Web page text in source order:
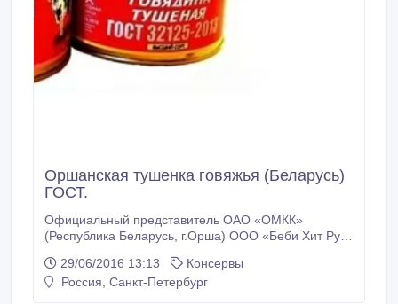
Оршанская тушенка говяжья (Беларусь)
ГОСТ.
Официальный представитель ОАО «ОМКК»
(Республика Беларусь, г.Орша) ООО «Беби Хит Рус»
Массовая доля говядины по закладке - 97, 5%.
Состав: говядина, лук, соль йодированная, лист
29/06/2016 13:13
Консервы
Россия, Санкт-Петербург